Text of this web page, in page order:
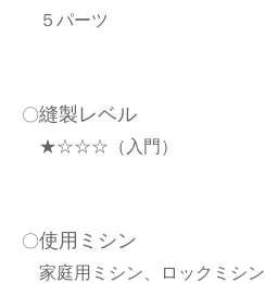
５パーツ
〇縫製レベル
★☆☆☆（入門）
〇使用ミシン
家庭用ミシン、ロックミシン